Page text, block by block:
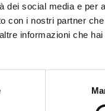
dei social media e per
con i nostri partner
informazioni che